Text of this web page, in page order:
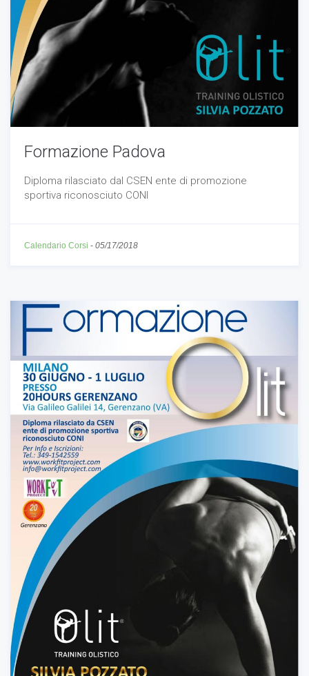
Formazione Padova
Diploma rilasciato dal CSEN ente di promozione
sportiva riconosciuto CONI
Calendario Corsi - 05/17/2018